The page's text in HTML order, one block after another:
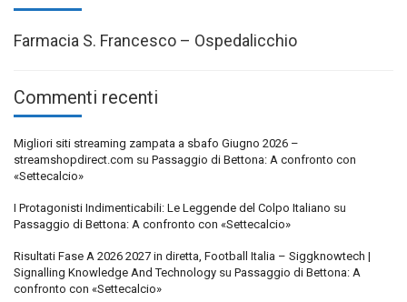
Farmacia S. Francesco – Ospedalicchio
Commenti recenti
Migliori siti streaming zampata a sbafo Giugno 2026 –
streamshopdirect.com su Passaggio di Bettona: A confronto con
«Settecalcio»
I Protagonisti Indimenticabili: Le Leggende del Colpo Italiano su
Passaggio di Bettona: A confronto con «Settecalcio»
Risultati Fase A 2026 2027 in diretta, Football Italia – Siggknowtech |
Signalling Knowledge And Technology su Passaggio di Bettona: A
confronto con «Settecalcio»